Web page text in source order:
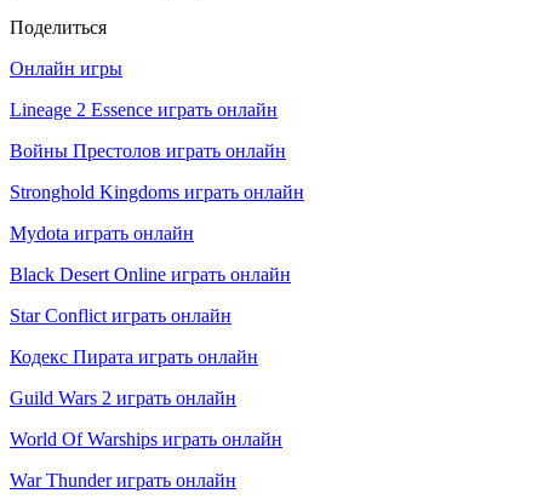
Поделиться
Онлайн игры
Lineage 2 Essence играть онлайн
Войны Престолов играть онлайн
Stronghold Kingdoms играть онлайн
Mydota играть онлайн
Black Desert Online играть онлайн
Star Conflict играть онлайн
Кодекс Пирата играть онлайн
Guild Wars 2 играть онлайн
World Of Warships играть онлайн
War Thunder играть онлайн